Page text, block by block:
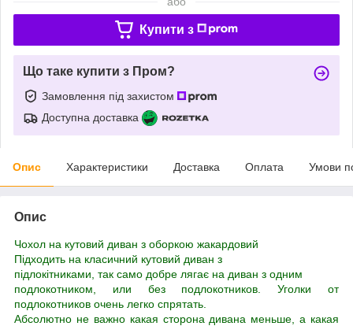
Купити з
Що таке купити з Пром?
Замовлення під захистом
Доступна доставка
Опис Характеристики Доставка Оплата Умови
Опис
Чохол на кутовий диван з оборкою жакардовий
Підходить на класичний кутовий диван з
підлокітниками, так само добре лягає на диван з одним
подлокотником, или без подлокотников. Уголки от
подлокотников очень легко спрятать.
​Абсолютно не важно какая сторона дивана меньше, а какая